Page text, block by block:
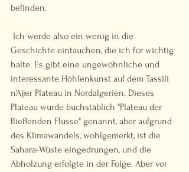
befinden.
Geschichte eintauchen, die ich für wichtig
halte. Es gibt eine ungewöhnliche und
interessante Höhlenkunst auf dem Tassili
n'Ajjer Plateau in Nordalgerien. Dieses
Plateau wurde buchstäblich "Plateau der
fließenden Flüsse" genannt, aber aufgrund
des Klimawandels, wohlgemerkt, ist die
Sahara-Wüste eingedrungen, und die
Abholzung erfolgte in der Folge. Aber vor